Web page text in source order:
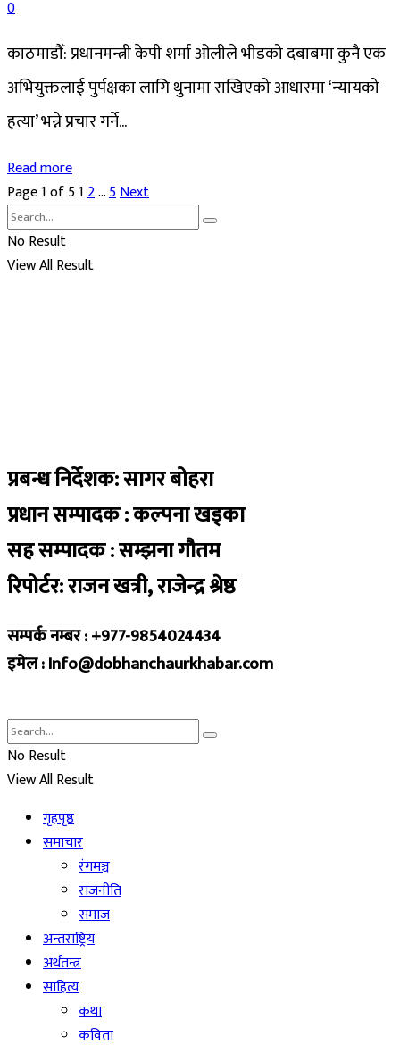
0
काठमाडौँ: प्रधानमन्त्री केपी शर्मा ओलीले भीडको दबाबमा कुनै एक
अभियुक्तलाई पुर्पक्षका लागि थुनामा राखिएको आधारमा ‘न्यायको
हत्या’ भन्ने प्रचार गर्ने...
Read more
Page 1 of 512…5Next
No Result
View All Result
प्रबन्ध निर्देशक: सागर बोहरा
प्रधान सम्पादक : कल्पना खड्का
सह सम्पादक : सम्झना गौतम
रिपोर्टर: राजन खत्री, राजेन्द्र श्रेष्ठ
सम्पर्क नम्बर : +977-9854024434
इमेल : Info@dobhanchaurkhabar.com
No Result
View All Result
गृहपृष्ठ
समाचार
रंगमञ्च
राजनीति
समाज
अन्तराष्ट्रिय
अर्थतन्त्र
साहित्य
कथा
कविता